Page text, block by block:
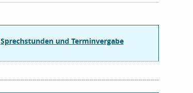
Sprechstunden und Terminvergabe